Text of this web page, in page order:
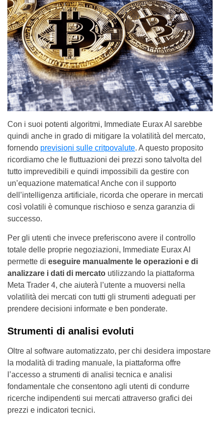
Con i suoi potenti algoritmi, Immediate Eurax AI sarebbe
quindi anche in grado di mitigare la volatilità del mercato,
fornendo previsioni sulle critpovalute. A questo proposito
ricordiamo che le fluttuazioni dei prezzi sono talvolta del
tutto imprevedibili e quindi impossibili da gestire con
un’equazione matematica! Anche con il supporto
dell’intelligenza artificiale, ricorda che operare in mercati
così volatili è comunque rischioso e senza garanzia di
successo.
Per gli utenti che invece preferiscono avere il controllo
totale delle proprie negoziazioni, Immediate Eurax AI
permette di eseguire manualmente le operazioni e di
analizzare i dati di mercato utilizzando la piattaforma
Meta Trader 4, che aiuterà l’utente a muoversi nella
volatilità dei mercati con tutti gli strumenti adeguati per
prendere decisioni informate e ben ponderate.
Strumenti di analisi evoluti
Oltre al software automatizzato, per chi desidera impostare
la modalità di trading manuale, la piattaforma offre
l’accesso a strumenti di analisi tecnica e analisi
fondamentale che consentono agli utenti di condurre
ricerche indipendenti sui mercati attraverso grafici dei
prezzi e indicatori tecnici.